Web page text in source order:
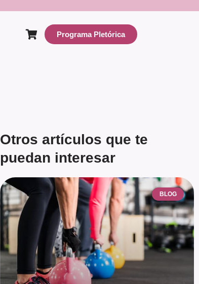
Programa Pletórica
Otros artículos que te
puedan interesar
BLOG